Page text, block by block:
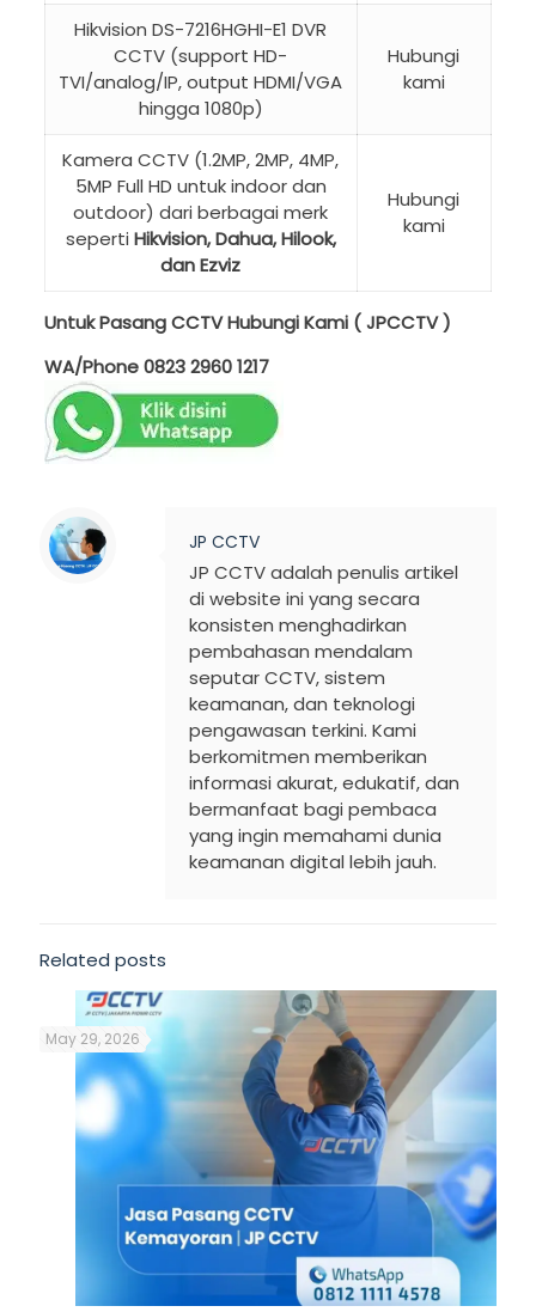
Hikvision DS-7216HGHI-E1 DVR
CCTV (support HD-
TVI/analog/IP, output HDMI/VGA
hingga 1080p)
Hubungi
kami
Kamera CCTV (1.2MP, 2MP, 4MP,
5MP Full HD untuk indoor dan
outdoor) dari berbagai merk
seperti Hikvision, Dahua, Hilook,
dan Ezviz
Hubungi
kami
Untuk Pasang CCTV Hubungi Kami ( JPCCTV )
WA/Phone0823 2960 1217
JP CCTV
JP CCTV adalah penulis artikel
di website ini yang secara
konsisten menghadirkan
pembahasan mendalam
seputar CCTV, sistem
keamanan, dan teknologi
pengawasan terkini. Kami
berkomitmen memberikan
informasi akurat, edukatif, dan
bermanfaat bagi pembaca
yang ingin memahami dunia
keamanan digital lebih jauh.
Related posts
May 29, 2026